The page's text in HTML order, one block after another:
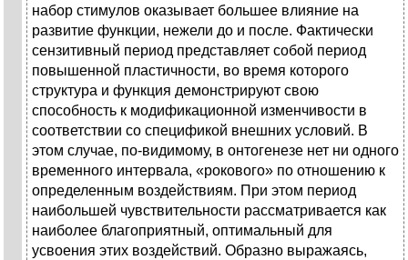
набор стимулов оказывает большее влияние на
развитие функции, нежели до и после. Фактически
сензитивный период представляет собой период
повышенной пластичности, во время которого
структура и функция демонстрируют свою
способность к модификационной изменчивости в
соответствии со спецификой внешних условий. В
этом случае, по-видимому, в онтогенезе нет ни одного
временного интервала, «рокового» по отношению к
определенным воздействиям. При этом период
наибольшей чувствительности рассматривается как
наиболее благоприятный, оптимальный для
усвоения этих воздействий. Образно выражаясь,